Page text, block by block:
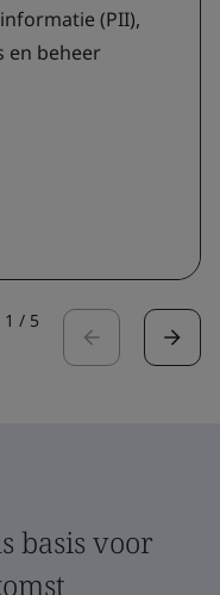
(PII),
en beheer
1 / 5
basis voor